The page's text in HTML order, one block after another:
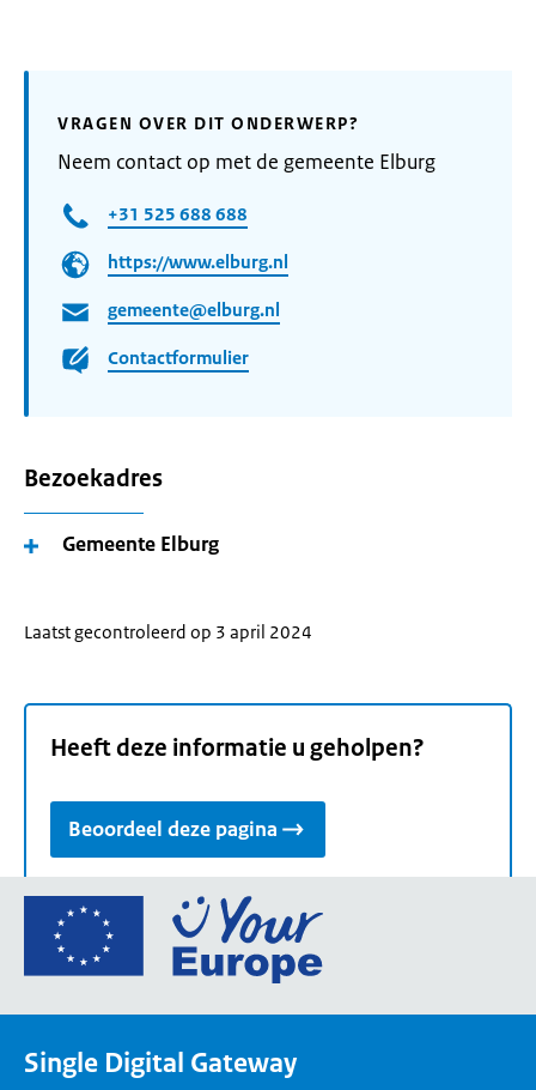
VRAGEN OVER DIT ONDERWERP?
Neem contact op met de gemeente Elburg
+31 525 688 688
https://www.elburg.nl
gemeente@elburg.nl
Contactformulier
Bezoekadres
Gemeente Elburg
Laatst gecontroleerd op 3 april 2024
Heeft deze informatie u geholpen?
Beoordeel deze pagina
Ga
de
Single Digital Gateway